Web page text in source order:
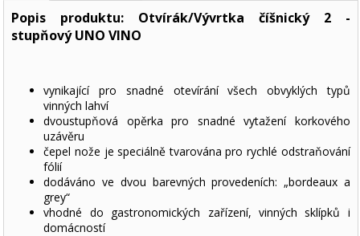
Popis produktu: Otvírák/Vývrtka číšnický 2 -
stupňový UNO VINO
vynikající pro snadné otevírání všech obvyklých typů
vinných lahví
dvoustupňová opěrka pro snadné vytažení korkového
uzávěru
čepel nože je speciálně tvarována pro rychlé odstraňování
fólií
dodáváno ve dvou barevných provedeních: „bordeaux a
grey“
vhodné do gastronomických zařízení, vinných sklípků i
domácností